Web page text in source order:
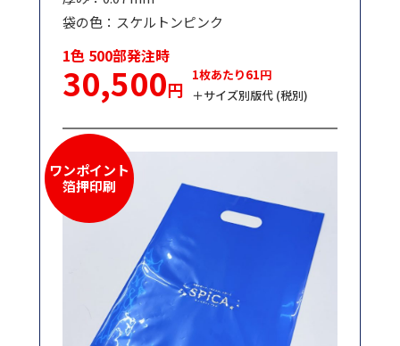
袋の色：スケルトンピンク
1色 500部発注時
30,500円
1枚あたり61円
＋サイズ別版代 (税別)
ワンポイント
箔押印刷